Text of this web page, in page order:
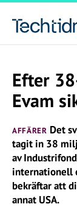
Efter
Evam
AFFÄRER Det
tagit in 38
av
internationell
bekräftar att
annat USA.